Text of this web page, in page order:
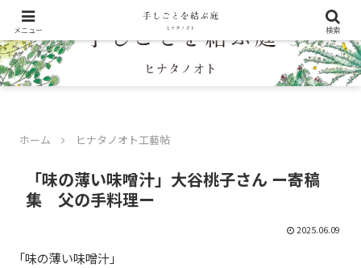
ホーム ヒナタノオト工藝帖
「味の薄い味噌汁」大谷桃子さん ー寄稿
集 父の手料理ー
2025.06.09
「味の薄い味噌汁」
メニュー 検索